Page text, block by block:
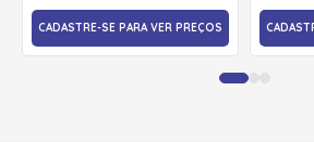
CADASTRE-SE PARA VER PREÇOS